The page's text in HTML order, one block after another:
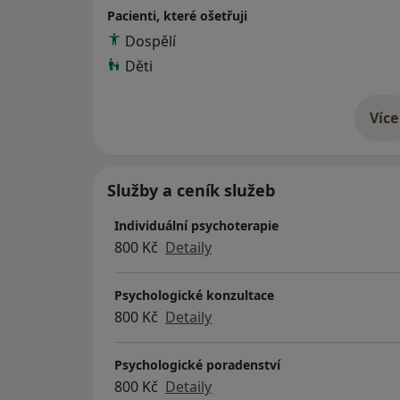
kdy vás mohu zastihnout a já vám zavolám
klinických psychologů, Psychiatrické
zdravotnictví ČR.
Pacienti, které ošetřuji
Dospělí
Děti
Více
o
Služby a ceník služeb
Individuální psychoterapie
800 Kč Detaily
Psychologické konzultace
800 Kč Detaily
Psychologické poradenství
800 Kč Detaily